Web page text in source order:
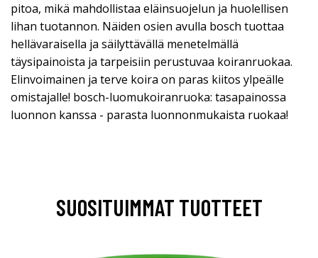
pitoa, mikä mahdollistaa eläinsuojelun ja huolellisen
lihan tuotannon. Näiden osien avulla bosch tuottaa
hellävaraisella ja säilyttävällä menetelmällä
täysipainoista ja tarpeisiin perustuvaa koiranruokaa.
Elinvoimainen ja terve koira on paras kiitos ylpeälle
omistajalle! bosch-luomukoiranruoka: tasapainossa
luonnon kanssa - parasta luonnonmukaista ruokaa!
SUOSITUIMMAT TUOTTEET